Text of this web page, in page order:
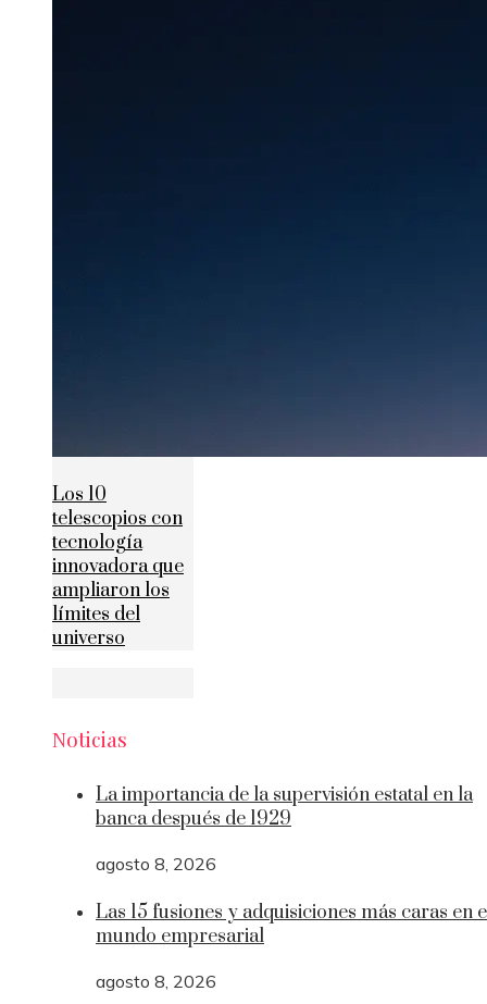
Los 10
telescopios con
tecnología
innovadora que
ampliaron los
límites del
universo
Noticias
La importancia de la supervisión estatal en la
banca después de 1929
agosto 8, 2026
Las 15 fusiones y adquisiciones más caras en
mundo empresarial
agosto 8, 2026